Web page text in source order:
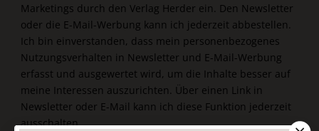
Marketings durch den Verlag Herder ein. Den Newsletter
oder die E-Mail-Werbung kann ich jederzeit abbestellen.
Ich bin einverstanden, dass mein personenbezogenes
Nutzungsverhalten in Newsletter und E-Mail-Werbung
erfasst und ausgewertet wird, um die Inhalte besser auf
meine Interessen auszurichten. Über einen Link in
Newsletter oder E-Mail kann ich diese Funktion jederzeit
ausschalten.